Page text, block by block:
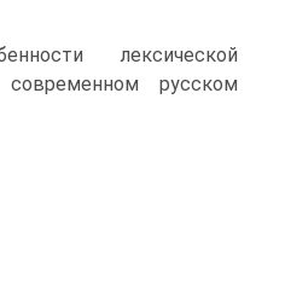
лексической
русском